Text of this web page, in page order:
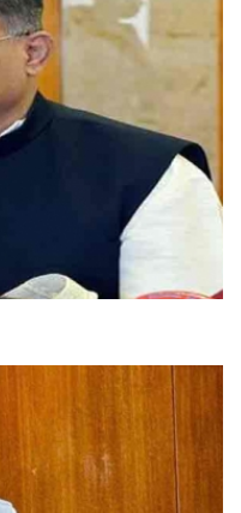
হাছান মাহমুদ বিজয়ী